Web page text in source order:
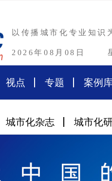
以传播城市化专业知识
2026年08月08日
视点 专题 案例
城市化杂志 城市化